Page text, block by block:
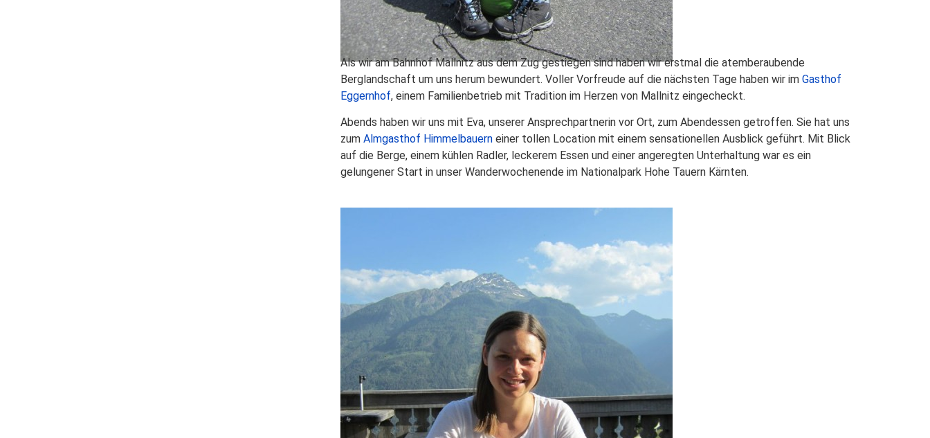
Als wir am Bahnhof Mallnitz aus dem Zug gestiegen sind haben wir erstmal die atemberaubende
Berglandschaft um uns herum bewundert. Voller Vorfreude auf die nächsten Tage haben wir im Gasthof
Eggernhof, einem Familienbetrieb mit Tradition im Herzen von Mallnitz eingecheckt.
Abends haben wir uns mit Eva, unserer Ansprechpartnerin vor Ort, zum Abendessen getroffen. Sie hat uns
zum Almgasthof Himmelbauern einer tollen Location mit einem sensationellen Ausblick geführt. Mit Blick
auf die Berge, einem kühlen Radler, leckerem Essen und einer angeregten Unterhaltung war es ein
gelungener Start in unser Wanderwochenende im Nationalpark Hohe Tauern Kärnten.